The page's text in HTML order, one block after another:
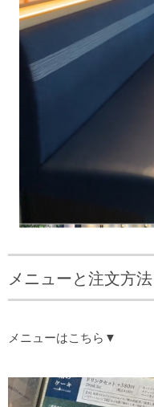
メニューと注文方法
メニューはこちら▼